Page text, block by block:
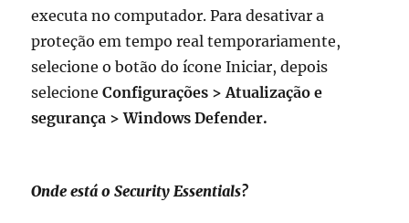
executa no computador. Para desativar a
proteção em tempo real temporariamente,
selecione o botão do ícone Iniciar, depois
selecioneConfigurações > Atualização e
segurança > Windows Defender.
Onde está o Security Essentials?